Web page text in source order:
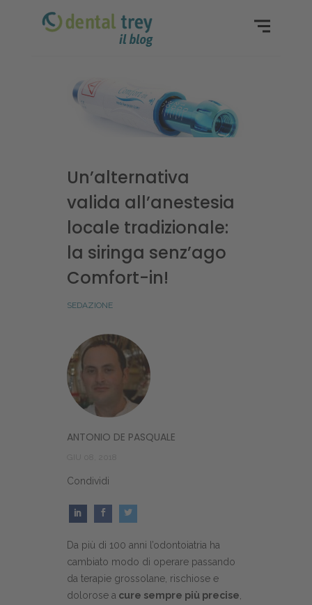
Un’alternativa
valida all’anestesia
locale tradizionale:
la siringa senz’ago
Comfort-in!
SEDAZIONE
ANTONIO DE PASQUALE
Condividi
Da più di 100 anni l’odontoiatria ha
cambiato modo di operare passando
da terapie grossolane, rischiose e
dolorose a cure sempre più precise